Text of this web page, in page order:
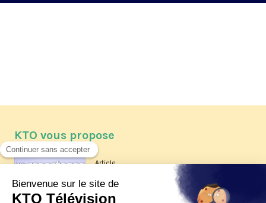
KTO vous propose
Article
Les reportages d'été 2026 de KTO